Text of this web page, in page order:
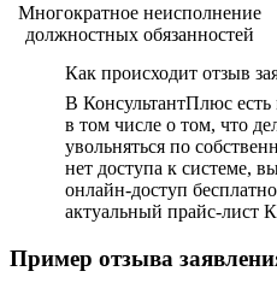
Многократное неисполнение
должностных обязанностей
Как происходит отзыв
В КонсультантПлюс
в том числе о том, что
увольняться по
нет доступа к системе,
онлайн-доступ
актуальный прайс-лист
Пример отзыва